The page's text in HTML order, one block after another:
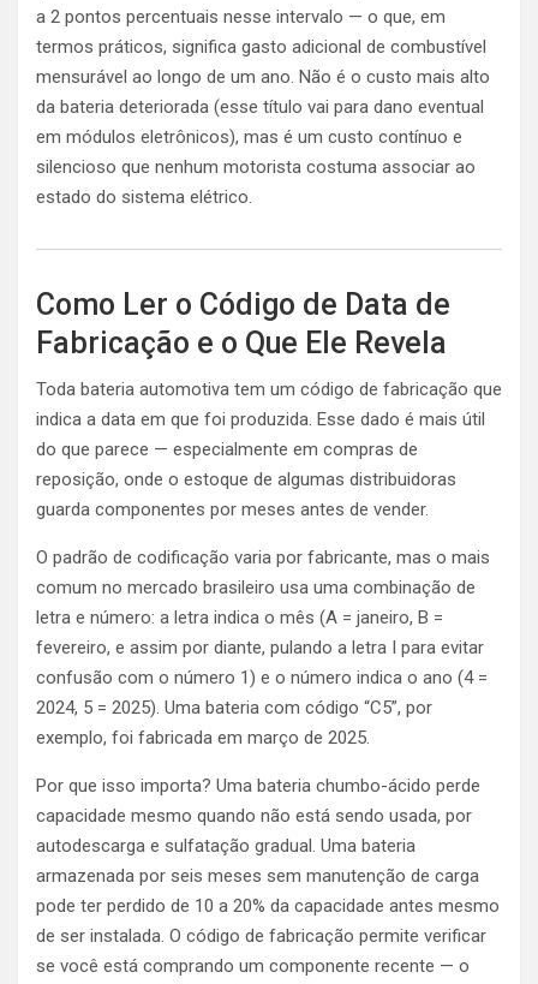
a 2 pontos percentuais nesse intervalo — o que, em
termos práticos, significa gasto adicional de combustível
mensurável ao longo de um ano. Não é o custo mais alto
da bateria deteriorada (esse título vai para dano eventual
em módulos eletrônicos), mas é um custo contínuo e
silencioso que nenhum motorista costuma associar ao
estado do sistema elétrico.
Como Ler o Código de Data de
Fabricação e o Que Ele Revela
Toda bateria automotiva tem um código de fabricação que
indica a data em que foi produzida. Esse dado é mais útil
do que parece — especialmente em compras de
reposição, onde o estoque de algumas distribuidoras
guarda componentes por meses antes de vender.
O padrão de codificação varia por fabricante, mas o mais
comum no mercado brasileiro usa uma combinação de
letra e número: a letra indica o mês (A = janeiro, B =
fevereiro, e assim por diante, pulando a letra I para evitar
confusão com o número 1) e o número indica o ano (4 =
2024, 5 = 2025). Uma bateria com código “C5”, por
exemplo, foi fabricada em março de 2025.
Por que isso importa? Uma bateria chumbo-ácido perde
capacidade mesmo quando não está sendo usada, por
autodescarga e sulfatação gradual. Uma bateria
armazenada por seis meses sem manutenção de carga
pode ter perdido de 10 a 20% da capacidade antes mesmo
de ser instalada. O código de fabricação permite verificar
se você está comprando um componente recente — o